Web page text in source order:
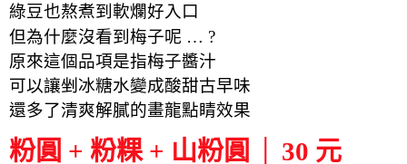
綠豆也熬煮到軟爛好入口
但為什麼沒看到梅子呢 … ?
原來這個品項是指梅子醬汁
可以讓剉冰糖水變成酸甜古早味
還多了清爽解膩的畫龍點睛效果
粉圓 + 粉粿 + 山粉圓 │ 30 元